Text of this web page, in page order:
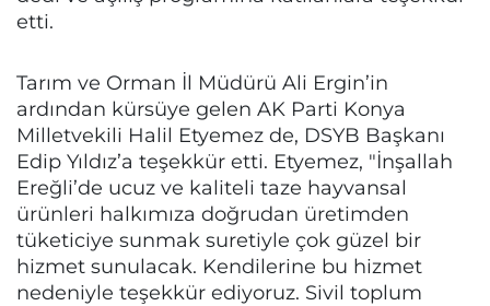
etti.
Tarım ve Orman İl Müdürü Ali Ergin’in
ardından kürsüye gelen AK Parti Konya
Milletvekili Halil Etyemez de, DSYB Başkanı
Edip Yıldız’a teşekkür etti. Etyemez, "İnşallah
Ereğli’de ucuz ve kaliteli taze hayvansal
ürünleri halkımıza doğrudan üretimden
tüketiciye sunmak suretiyle çok güzel bir
hizmet sunulacak. Kendilerine bu hizmet
nedeniyle teşekkür ediyoruz. Sivil toplum